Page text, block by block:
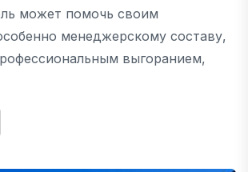
может помочь своим
менеджерскому составу,
выгоранием,